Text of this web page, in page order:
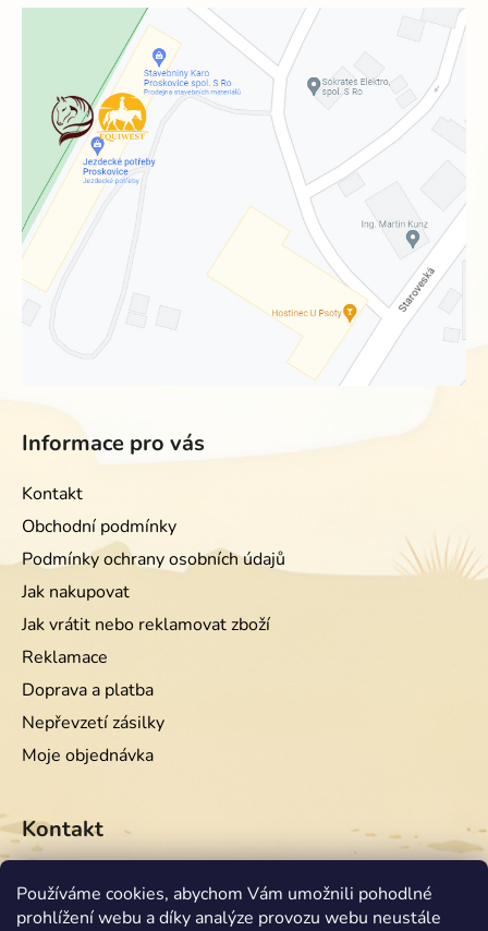
Používáme cookies, abychom Vám umožnili pohodlné
prohlížení webu a díky analýze provozu webu neustále
Informace pro vás
Kontakt
Obchodní podmínky
Podmínky ochrany osobních údajů
Jak nakupovat
Jak vrátit nebo reklamovat zboží
Reklamace
Doprava a platba
Nepřevzetí zásilky
Moje objednávka
Kontakt
info @equiwest.cz